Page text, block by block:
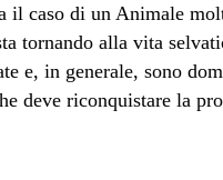
il caso di un Animale
tornando alla vita
e, in generale, sono
deve riconquistare la